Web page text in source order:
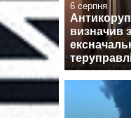
6 серпня
визначив